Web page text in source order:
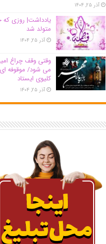
آذر ۲۵, ۱۴۰۴
یادداشت| روزی که
متولد شد
آذر ۲۵, ۱۴۰۴
وقتی وقف چراغ
می شود/ موقوفه ای
کلیوی ایستاد
آذر ۲۵, ۱۴۰۴